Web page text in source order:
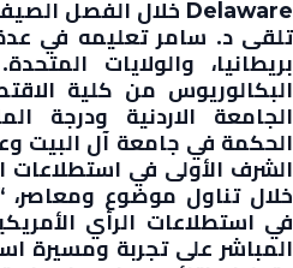
Delaware خلال الفصل الصيفي لعام 2015.
تلقى د. سامر تعليمه في عدة
بريطانيا، والولايات
البكالوريوس من كلية
الجامعة الاردنية ودرجة
الحكمة في جامعة آل البيت
الشرف الأولى في
خلال تناول موضوع ومعاصر،
في استطلاعات الرأي
المباشر على تجربة ومسيرة